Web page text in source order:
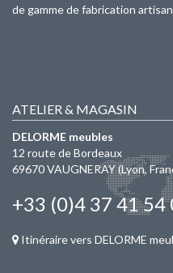
de gamme de fabrication
ATELIER & MAGASIN
DELORME meubles
12 route de Bordeaux
69670VAUGNERAY(Lyon,
+33 (0)4 37 41 54
Itinéraire vers DELORME